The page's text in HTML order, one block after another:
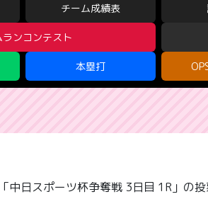
チーム成績表
ンコンテスト
本塁打
中日スポーツ杯争奪戦 3日目 1R」の